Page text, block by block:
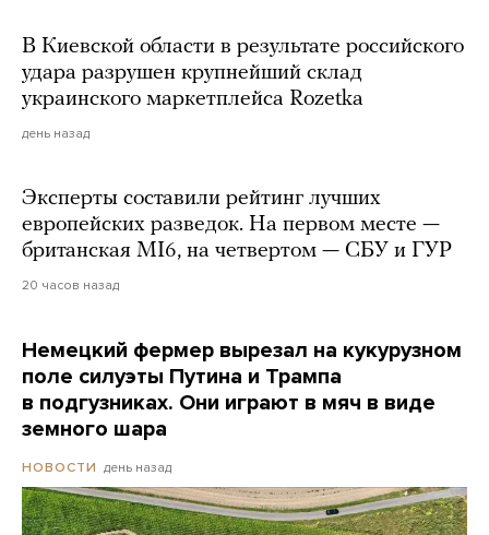
В Киевской области в результате российского
удара разрушен крупнейший склад
украинского маркетплейса Rozetka
день назад
Эксперты составили рейтинг лучших
европейских разведок. На первом месте —
британская MI6, на четвертом — СБУ и ГУР
20 часов назад
Немецкий фермер вырезал на кукурузном
поле силуэты Путина и Трампа
в подгузниках. Они играют в мяч в виде
земного шара
НОВОСТИ день назад